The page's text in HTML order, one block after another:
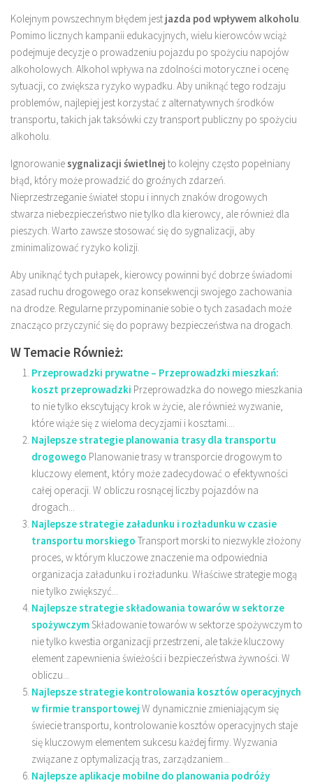
Kolejnym powszechnym błędem jest jazda pod wpływem alkoholu
Pomimo licznych kampanii edukacyjnych, wielu kierowców wciąż
podejmuje decyzje o prowadzeniu pojazdu po spożyciu napojów
alkoholowych. Alkohol wpływa na zdolności motoryczne i ocenę
sytuacji, co zwiększa ryzyko wypadku. Aby uniknąć tego rodzaju
problemów, najlepiej jest korzystać z alternatywnych środków
transportu, takich jak taksówki czy transport publiczny po spożyciu
alkoholu.
Ignorowaniesygnalizacji świetlnej to kolejny często popełniany
błąd, który może prowadzić do groźnych zdarzeń.
Nieprzestrzeganie świateł stopu i innych znaków drogowych
stwarza niebezpieczeństwo nie tylko dla kierowcy, ale również dla
pieszych. Warto zawsze stosować się do sygnalizacji, aby
zminimalizować ryzyko kolizji.
Aby uniknąć tych pułapek, kierowcy powinni być dobrze świadomi
zasad ruchu drogowego oraz konsekwencji swojego zachowania
na drodze. Regularne przypominanie sobie o tych zasadach może
znacząco przyczynić się do poprawy bezpieczeństwa na drogach.
W Temacie Również:
Przeprowadzki prywatne – Przeprowadzki mieszkań:
koszt przeprowadzki Przeprowadzka do nowego mieszkania
to nie tylko ekscytujący krok w życie, ale również wyzwanie,
które wiąże się z wieloma decyzjami i kosztami....
Najlepsze strategie planowania trasy dla transportu
drogowego Planowanie trasy w transporcie drogowym to
kluczowy element, który może zadecydować o efektywności
całej operacji. W obliczu rosnącej liczby pojazdów na
drogach...
Najlepsze strategie załadunku i rozładunku w czasie
transportu morskiego Transport morski to niezwykle złożony
proces, w którym kluczowe znaczenie ma odpowiednia
organizacja załadunku i rozładunku. Właściwe strategie mogą
nie tylko zwiększyć...
Najlepsze strategie składowania towarów w sektorze
spożywczymSkładowanie towarów w sektorze spożywczym to
nie tylko kwestia organizacji przestrzeni, ale także kluczowy
element zapewnienia świeżości i bezpieczeństwa żywności. W
obliczu...
Najlepsze strategie kontrolowania kosztów operacyjnych
w firmie transportowej W dynamicznie zmieniającym się
świecie transportu, kontrolowanie kosztów operacyjnych staje
się kluczowym elementem sukcesu każdej firmy. Wyzwania
związane z optymalizacją tras, zarządzaniem...
Najlepsze aplikacje mobilne do planowania podróży